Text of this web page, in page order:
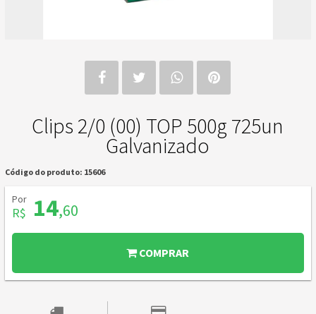
Clips 2/0 (00) TOP 500g 725un
Galvanizado
Código do produto: 15606
Por
R$ 14,60
COMPRAR